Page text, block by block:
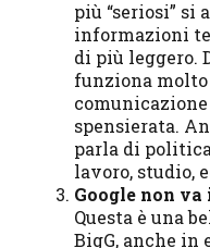
più “seriosi” si
informazioni
di più leggero.
funziona
spensierata.
parla di
lavoro, studio,
Google non
Questa è una
BigG, anche in